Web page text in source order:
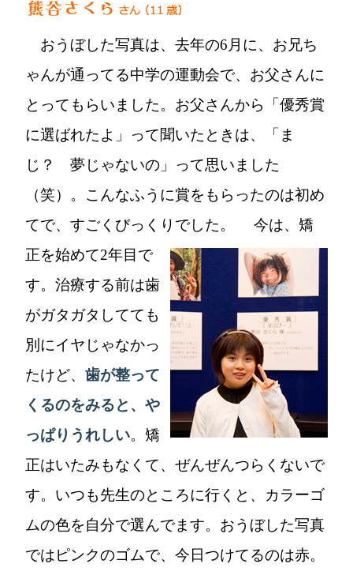
おうぼした写真は、去年の6月に、お兄ち
ゃんが通ってる中学の運動会で、お父さんに
とってもらいました。お父さんから「優秀賞
に選ばれたよ」って聞いたときは、「ま
じ？ 夢じゃないの」って思いました
（笑）。こんなふうに賞をもらったのは初め
てで、すごくびっくりでした。
今は、矯
正を始めて2年目で
す。治療する前は歯
がガタガタしてても
別にイヤじゃなかっ
たけど、 歯が整って
くるのをみると、や
っぱりうれしい。矯
正はいたみもなくて、ぜんぜんつらくないで
す。いつも先生のところに行くと、カラーゴ
ムの色を自分で選んでます。おうぼした写真
ではピンクのゴムで、今日つけてるのは赤。